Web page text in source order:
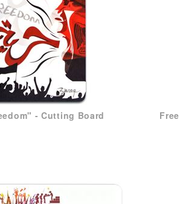
- Cutting Board
FLAGGE!